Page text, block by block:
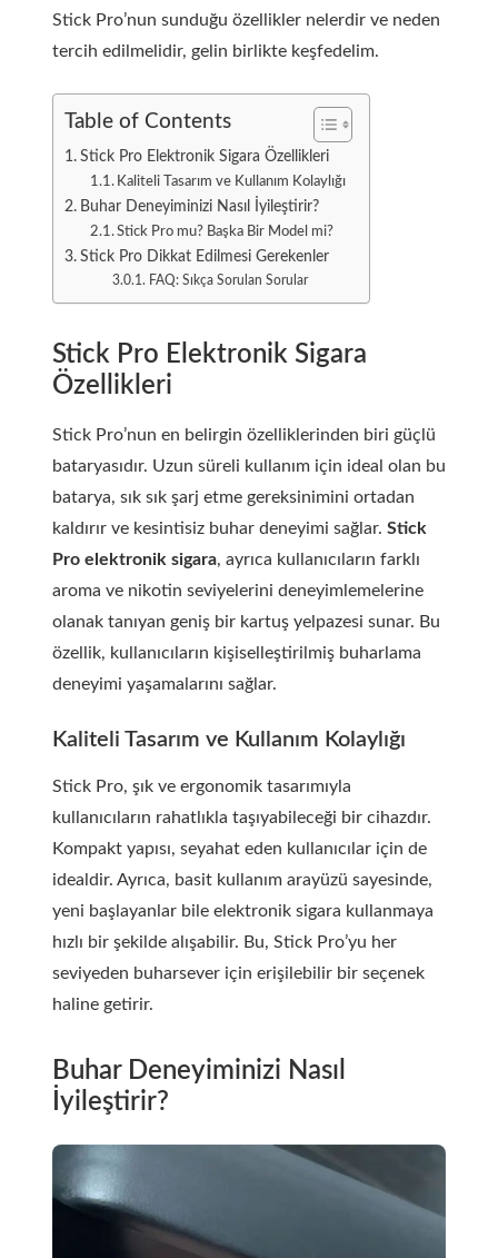
Stick Pro’nun sunduğu özellikler nelerdir ve neden
tercih edilmelidir, gelin birlikte keşfedelim.
Table of Contents
Stick Pro Elektronik Sigara Özellikleri
Kaliteli Tasarım ve Kullanım Kolaylığı
Buhar Deneyiminizi Nasıl İyileştirir?
Stick Pro mu? Başka Bir Model mi?
Stick Pro Dikkat Edilmesi Gerekenler
FAQ: Sıkça Sorulan Sorular
Stick Pro Elektronik Sigara
Özellikleri
Stick Pro’nun en belirgin özelliklerinden biri güçlü
bataryasıdır. Uzun süreli kullanım için ideal olan bu
batarya, sık sık şarj etme gereksinimini ortadan
kaldırır ve kesintisiz buhar deneyimi sağlar. Stick
Pro elektronik sigara, ayrıca kullanıcıların farklı
aroma ve nikotin seviyelerini deneyimlemelerine
olanak tanıyan geniş bir kartuş yelpazesi sunar. Bu
özellik, kullanıcıların kişiselleştirilmiş buharlama
deneyimi yaşamalarını sağlar.
Kaliteli Tasarım ve Kullanım Kolaylığı
Stick Pro, şık ve ergonomik tasarımıyla
kullanıcıların rahatlıkla taşıyabileceği bir cihazdır.
Kompakt yapısı, seyahat eden kullanıcılar için de
idealdir. Ayrıca, basit kullanım arayüzü sayesinde,
yeni başlayanlar bile elektronik sigara kullanmaya
hızlı bir şekilde alışabilir. Bu, Stick Pro’yu her
seviyeden buharsever için erişilebilir bir seçenek
haline getirir.
Buhar Deneyiminizi Nasıl
İyileştirir?